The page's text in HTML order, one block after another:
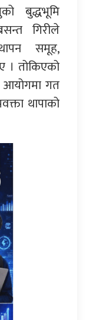
बुद्धभूमि
गिरीले
समूह,
। तोकिएको
आयोगमा गत
थापाको